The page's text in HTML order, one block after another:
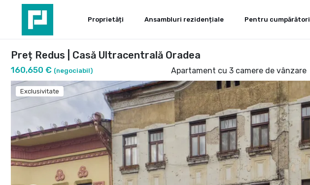
Proprietăți Ansambluri rezidențiale Pentru cumpărători
Preț Redus | Casă Ultracentrală Oradea
160,650 € (negociabil) Apartament cu 3 camere de vânzare
Exclusivitate